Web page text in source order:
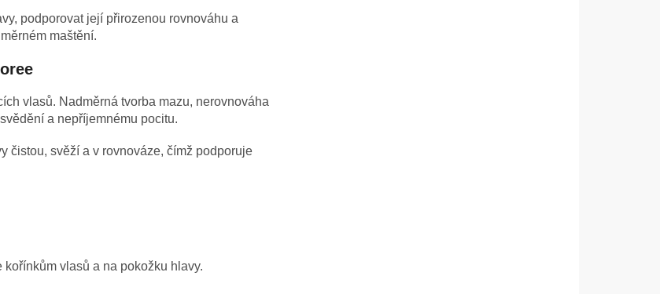
podporovat její přirozenou rovnováhu a
maštění.
vlasů. Nadměrná tvorba mazu, nerovnováha
a nepříjemnému pocitu.
čistou, svěží a v rovnováze, čímž podporuje
vlasů a na pokožku hlavy.